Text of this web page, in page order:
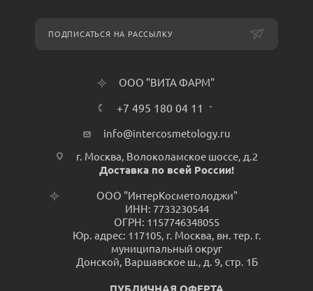
ПОДПИСАТЬСЯ НА РАССЫЛКУ
ООО "ВИТА ФАРМ"
+7 495 180 04 11
info@intercosmetology.ru
г. Москва, Волоколамское шоссе, д.2
Доставка по всей России!
ООО "ИнтерКосметолоджи"
ИНН: 7733230544
ОГРН: 1157746348055
Юр. адрес: 117105, г. Москва, вн. тер. г.
муниципальный округ
Донской, Варшавское ш., д. 9, стр. 1Б